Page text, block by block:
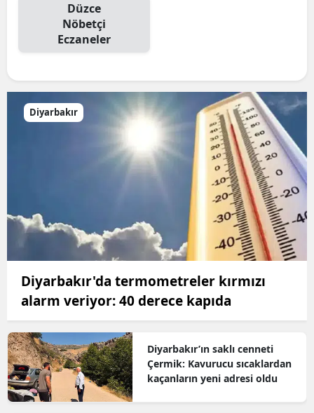
Düzce
Nöbetçi
Eczaneler
Diyarbakır
Diyarbakır'da termometreler kırmızı
alarm veriyor: 40 derece kapıda
Diyarbakır’ın saklı cenneti
Çermik: Kavurucu sıcaklardan
kaçanların yeni adresi oldu